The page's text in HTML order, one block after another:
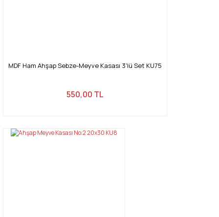
MDF Ham Ahşap Sebze-Meyve Kasası 3'lü Set KU75
550,00 TL